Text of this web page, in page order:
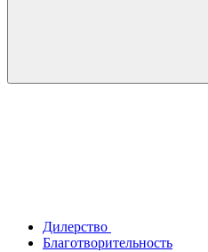
Дилерство
Благотворительность